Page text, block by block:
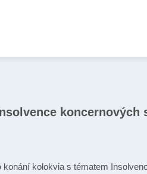
koncernových
kolokvia s tématem